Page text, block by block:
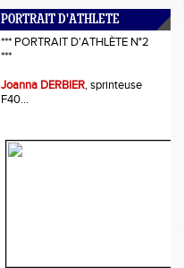
PORTRAIT D'ATHLETE
*** PORTRAIT D'ATHLÈTE N°2
***
Joanna DERBIER, sprinteuse
F40...